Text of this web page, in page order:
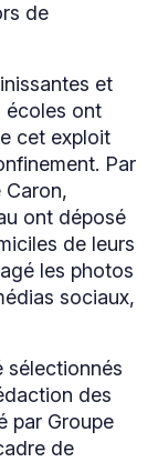
de
et
écoles ont
cet exploit
Par
Caron,
ont déposé
de leurs
les photos
sociaux,
sélectionnés
des
par Groupe
de